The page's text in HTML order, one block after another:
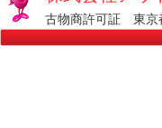
古物商許可証 東京